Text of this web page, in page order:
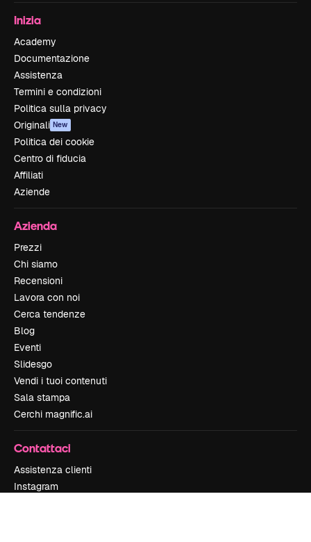
Inizia
Academy
Documentazione
Assistenza
Termini e condizioni
Politica sulla privacy
Originali New
Politica dei cookie
Centro di fiducia
Affiliati
Aziende
Azienda
Prezzi
Chi siamo
Recensioni
Lavora con noi
Cerca tendenze
Blog
Eventi
Slidesgo
Vendi i tuoi contenuti
Sala stampa
Cerchi magnific.ai
Contattaci
Assistenza clienti
Instagram